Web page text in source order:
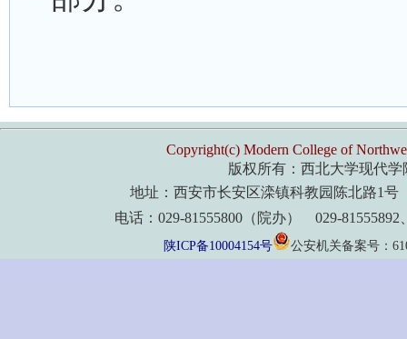
Copyright(c) Modern College of
版权所有：西北大学现代学
地址：西安市长安区滦镇科教园陈北路1
电话：029-81555800（院办） 029-81555892
陕ICP备10004154号 公安机关备案号：